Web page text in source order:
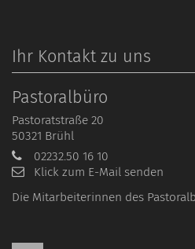
Ihr Kontakt zu uns
Pastoralbüro
Pastoratstraße 20
50321 Brühl
02232.50 16 10
Klick zum E-Mail senden
Die Mitarbeiterinnen des